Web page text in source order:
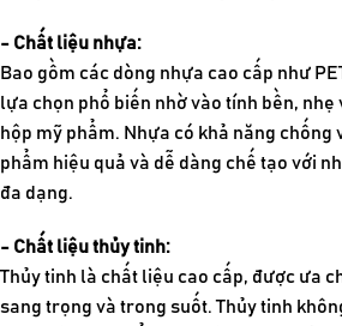
- Chất liệu nhựa:
Bao gồm các dòng nhựa cao cấp như
lựa chọn phổ biến nhờ vào tính bền, nhẹ
hộp mỹ phẩm. Nhựa có khả năng chống
phẩm hiệu quả và dễ dàng chế tạo với
đa dạng.
- Chất liệu thủy tinh:
Thủy tinh là chất liệu cao cấp, được ưa
sang trọng và trong suốt. Thủy tinh